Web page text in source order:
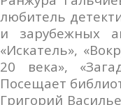
любитель
и зарубежных
«Искатель»,
20 века»,
Посещает
Григорий